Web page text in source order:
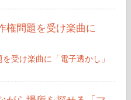
受け楽曲に「電子透かし」